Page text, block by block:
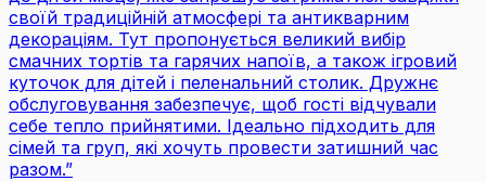
своїй традиційній атмосфері та антикварним
декораціям. Тут пропонується великий вибір
смачних тортів та гарячих напоїв, а також ігровий
куточок для дітей і пеленальний столик. Дружнє
обслуговування забезпечує, щоб гості відчували
себе тепло прийнятими. Ідеально підходить для
сімей та груп, які хочуть провести затишний час
разом.”